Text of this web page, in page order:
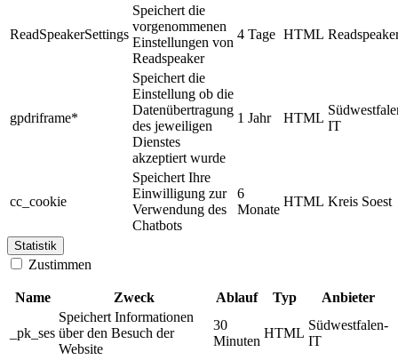
ReadSpeakerSettings
Speichert die
vorgenommenen
Einstellungen von
Readspeaker
4 Tage HTML
gpdriframe*
Speichert die
Einstellung ob die
Datenübertragung
des jeweiligen
Dienstes
akzeptiert wurde
1 Jahr HTML
IT
cc_cookie
Speichert Ihre
Einwilligung zur
Verwendung des
Chatbots
6
Monate
HTML Kreis Soest
Statistik
Zustimmen
Name Zweck Ablauf Typ Anbieter
_pk_ses
Speichert Informationen
über den Besuch der
Website
30
Minuten
HTML
Südwestfalen-
IT